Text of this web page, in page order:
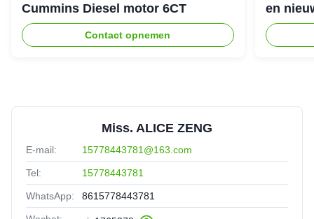
Cummins Diesel motor 6CT
Contact opnemen
en
Miss. ALICE ZENG
E-mail: 15778443781@163.com
Tel: 15778443781
WhatsApp: 8615778443781